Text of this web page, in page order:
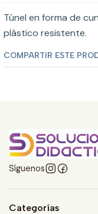
Túnel en forma de
plástico resistente.
COMPARTIR ESTE
Síguenos
Categorías